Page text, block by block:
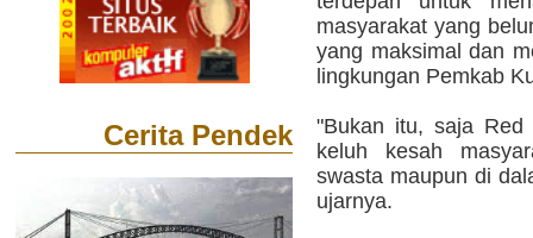
Cerita Pendek
masyarakat yang
yang maksimal dan
lingkungan Pemkab
"Bukan itu, saja Red
keluh kesah
swasta maupun di
ujarnya.